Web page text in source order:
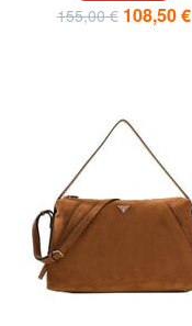
155,00 € 108,50 €